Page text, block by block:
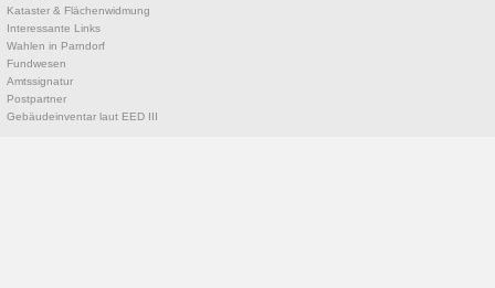
Kataster & Flächenwidmung
Interessante Links
Wahlen in Parndorf
Fundwesen
Amtssignatur
Postpartner
Gebäudeinventar laut EED III